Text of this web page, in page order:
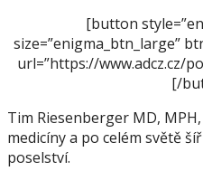
[button
size=”enigma_btn_large”
url=”https://www.adcz.cz/
[/
Tim Riesenberger MD,
medicíny a po celém světě
poselství.